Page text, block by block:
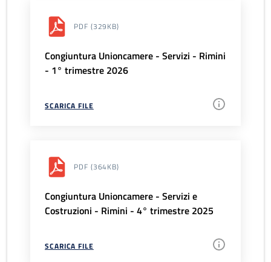
PDF (329KB)
Congiuntura Unioncamere - Servizi - Rimini
- 1° trimestre 2026
SCARICA FILE
PDF (364KB)
Congiuntura Unioncamere - Servizi e
Costruzioni - Rimini - 4° trimestre 2025
SCARICA FILE